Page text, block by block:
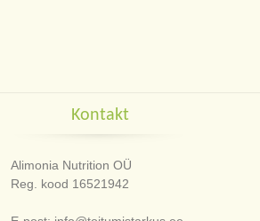
Kontakt
Alimonia Nutrition OÜ
Reg. kood 16521942